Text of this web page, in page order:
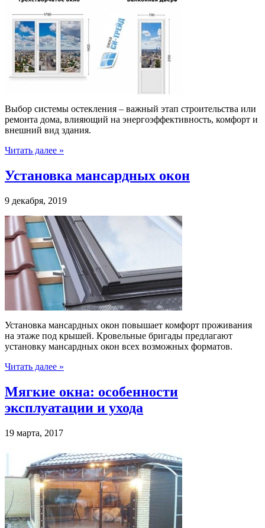
Выбор системы остекления – важный этап строительства или
ремонта дома, влияющий на энергоэффективность, комфорт и
внешний вид здания.
Читать далее »
Установка мансардных окон
9 декабря, 2019
Установка мансардных окон повышает комфорт проживания
на этаже под крышей. Кровельные бригады предлагают
установку мансардных окон всех возможных форматов.
Читать далее »
Мягкие окна: особенности
эксплуатации и ухода
19 марта, 2017